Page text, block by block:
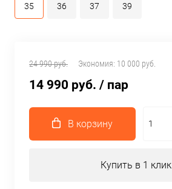
35 36 37 39
24 990 руб. Экономия: 10 000 руб.
14 990 руб. / пар
В корзину
Купить в 1 клик